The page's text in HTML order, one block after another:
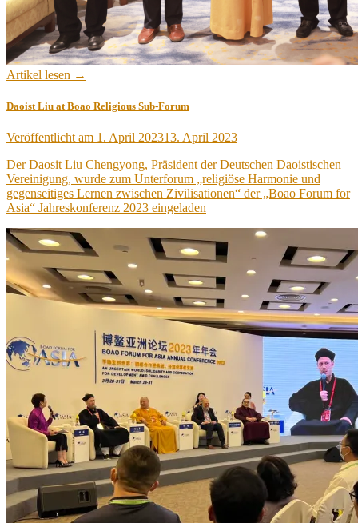
Artikel lesen →
Daoist Liu at Boao Religious Sub-Forum
Veröffentlicht am 1. April 202313. April 2023
Der Daosit Liu Chengyong, Präsident der Deutschen Daoistischen
Vereinigung, wurde zum Unterforum „religiöse Harmonie und
gegenseitiges Lernen zwischen Zivilisationen“ der „Boao Forum for
Asia“ Jahreskonferenz 2023 eingeladen